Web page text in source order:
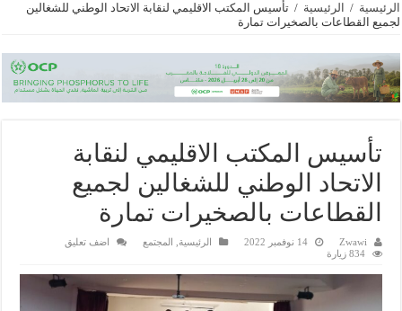
الرئيسية / الرئيسية / تأسيس المكتب الاقليمي لنقابة الاتحاد الوطني للشغالين
لجميع القطاعات بالصخيرات تمارة
تأسيس المكتب الاقليمي لنقابة
الاتحاد الوطني للشغالين لجميع
القطاعات بالصخيرات تمارة
Zwawi 14 نوفمبر 2022 الرئيسية المجتمع
اضف تعليق
834 زيارة